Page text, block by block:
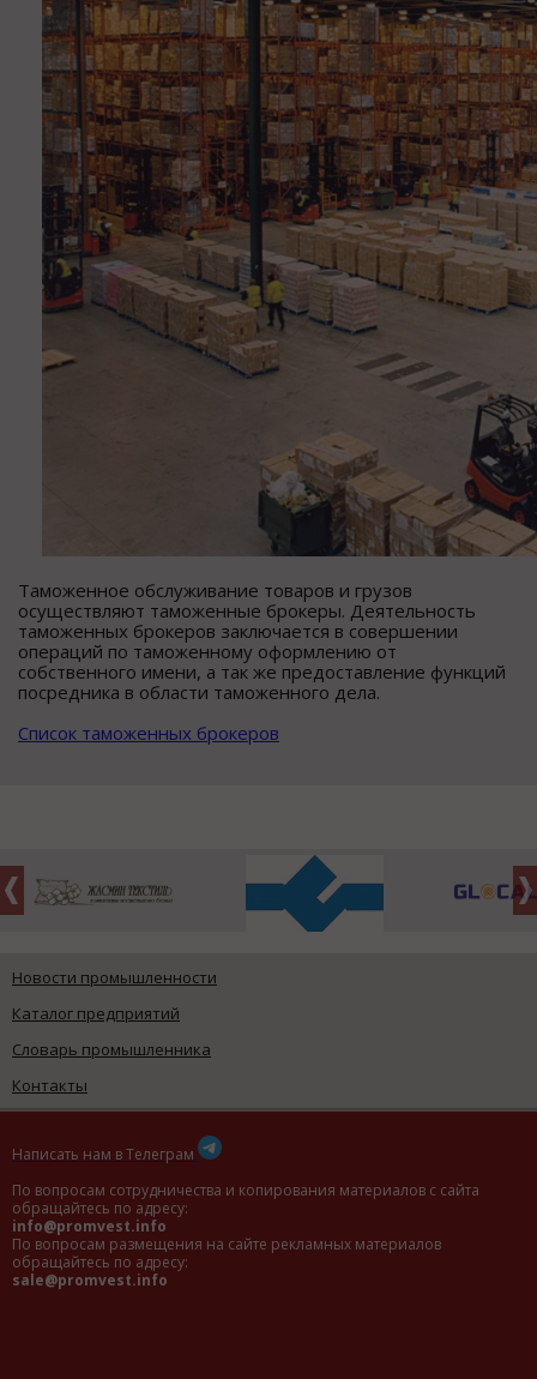
Таможенное обслуживание товаров и грузов
осуществляют таможенные брокеры. Деятельность
таможенных брокеров заключается в совершении
операций по таможенному оформлению от
собственного имени, а так же предоставление функций
посредника в области таможенного дела.
Список таможенных брокеров
Новости промышленности
Каталог предприятий
Словарь промышленника
Контакты
Написать нам в Телеграм
По вопросам сотрудничества и копирования материалов с сайта
обращайтесь по адресу:
info@promvest.info
По вопросам размещения на сайте рекламных материалов
обращайтесь по адресу:
sale@promvest.info